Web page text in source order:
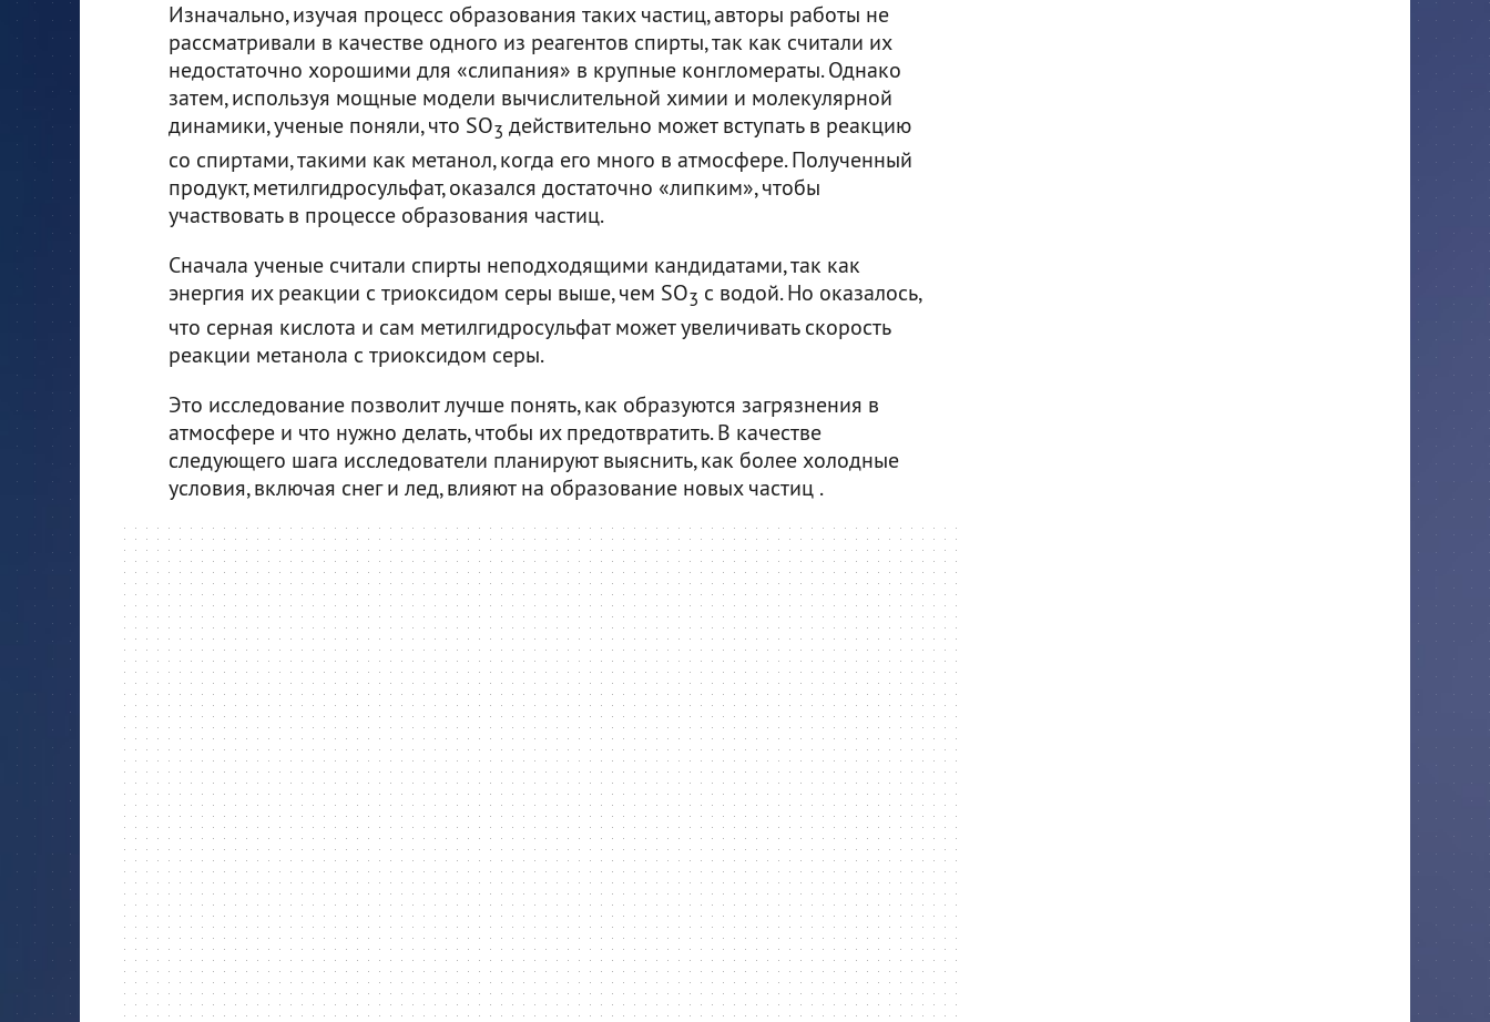
Изначально, изучая процесс образования таких частиц, авторы работы не
рассматривали в качестве одного из реагентов спирты, так как считали их
недостаточно хорошими для «слипания» в крупные конгломераты. Однако
затем, используя мощные модели вычислительной химии и молекулярной
динамики, ученые поняли, что SO3 действительно может вступать в реакцию
со спиртами, такими как метанол, когда его много в атмосфере. Полученный
продукт, метилгидросульфат, оказался достаточно «липким», чтобы
участвовать в процессе образования частиц.
Сначала ученые считали спирты неподходящими кандидатами, так как
энергия их реакции с триоксидом серы выше, чем SO3 с водой. Но оказалось,
что серная кислота и сам метилгидросульфат может увеличивать скорость
реакции метанола с триоксидом серы.
Это исследование позволит лучше понять, как образуются загрязнения в
атмосфере и что нужно делать, чтобы их предотвратить. В качестве
следующего шага исследователи планируют выяснить, как более холодные
условия, включая снег и лед, влияют на образование новых частиц .